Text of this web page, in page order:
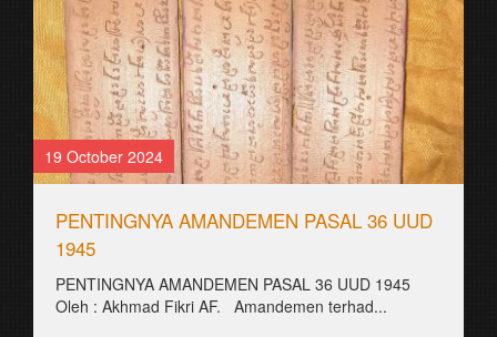
19 October 2024
PENTINGNYA AMANDEMEN PASAL 36 UUD
1945
PENTINGNYA AMANDEMEN PASAL 36 UUD 1945
Oleh : Akhmad Fikri AF. Amandemen terhad...